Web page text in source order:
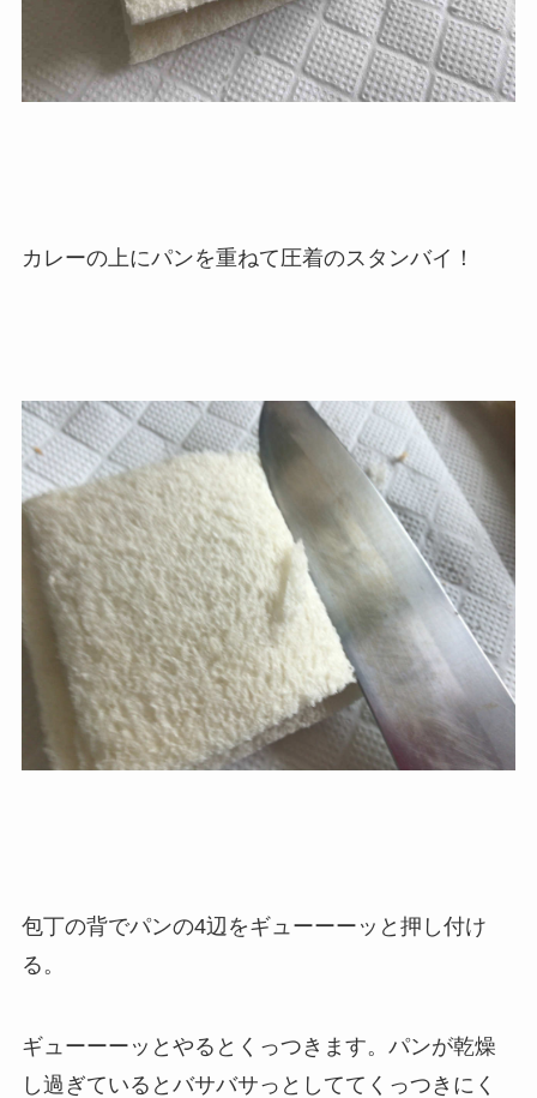
カレーの上にパンを重ねて圧着のスタンバイ！
包丁の背でパンの4辺をギューーーッと押し付け
る。
ギューーーッとやるとくっつきます。パンが乾燥
し過ぎているとバサバサっとしててくっつきにく